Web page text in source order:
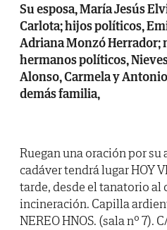
Su esposa, María Jesús
Carlota; hijos políticos,
Adriana Monzó Herrador;
hermanos políticos,
Alonso, Carmela y
demás familia,
Ruegan una oración por
cadáver tendrá lugar HOY
tarde, desde el tanatorio al
incineración. Capilla
NEREO HNOS. (sala nº 7).